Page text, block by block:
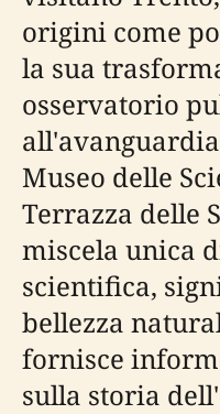
origini come
la sua
osservatorio
Museo delle
Terrazza delle
miscela unica
scientifica,
bellezza
fornisce
sulla storia